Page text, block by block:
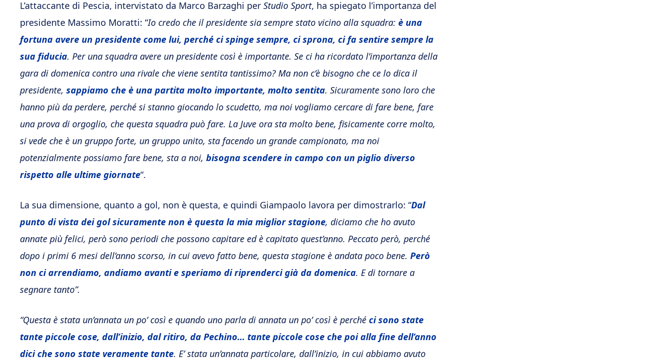
L’attaccante di Pescia, intervistato da Marco Barzaghi per Studio Sport, ha spiegato l’importanza del
presidente Massimo Moratti: “Io credo che il presidente sia sempre stato vicino alla squadra: è una
fortuna avere un presidente come lui, perché ci spinge sempre, ci sprona, ci fa sentire sempre la
sua fiducia. Per una squadra avere un presidente così è importante. Se ci ha ricordato l’importanza della
gara di domenica contro una rivale che viene sentita tantissimo? Ma non c’è bisogno che ce lo dica il
presidente, sappiamo che è una partita molto importante, molto sentita. Sicuramente sono loro che
hanno più da perdere, perché si stanno giocando lo scudetto, ma noi vogliamo cercare di fare bene, fare
una prova di orgoglio, che questa squadra può fare. La Juve ora sta molto bene, fisicamente corre molto,
si vede che è un gruppo forte, un gruppo unito, sta facendo un grande campionato, ma noi
potenzialmente possiamo fare bene, sta a noi, bisogna scendere in campo con un piglio diverso
rispetto alle ultime giornate“.
La sua dimensione, quanto a gol, non è questa, e quindi Giampaolo lavora per dimostrarlo: “Dal
punto di vista dei gol sicuramente non è questa la mia miglior stagione, diciamo che ho avuto
annate più felici, però sono periodi che possono capitare ed è capitato quest’anno. Peccato però, perché
dopo i primi 6 mesi dell’anno scorso, in cui avevo fatto bene, questa stagione è andata poco bene. Però
non ci arrendiamo, andiamo avanti e speriamo di riprenderci già da domenica. E di tornare a
segnare tanto”.
“Questa è stata un’annata un po’ così e quando uno parla di annata un po’ così è perché ci sono state
tante piccole cose, dall’inizio, dal ritiro, da Pechino… tante piccole cose che poi alla fine dell’anno
dici che sono state veramente tante. E’ stata un’annata particolare, dall’inizio, in cui abbiamo avuto